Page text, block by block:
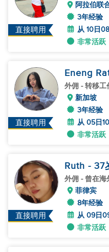
直接聘用
阿拉伯联
3年经验
从 10日
非常活跃
直接聘用
Eneng
外佣 - 转移工
新加坡
3年经验
从 05日
非常活跃
直接聘用
Ruth - 37
外佣 - 曾在海
菲律宾
8年经验
从 09日
非常活跃